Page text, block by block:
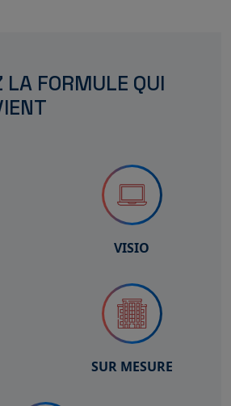
LA FORMULE QUI
VISIO
SUR MESURE